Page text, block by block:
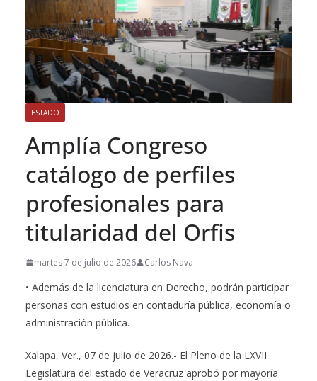
ESTADO
Amplía Congreso
catálogo de perfiles
profesionales para
titularidad del Orfis
martes 7 de julio de 2026 Carlos Nava
• Además de la licenciatura en Derecho, podrán participar
personas con estudios en contaduría pública, economía o
administración pública.
Xalapa, Ver., 07 de julio de 2026.- El Pleno de la LXVII
Legislatura del estado de Veracruz aprobó por mayoría